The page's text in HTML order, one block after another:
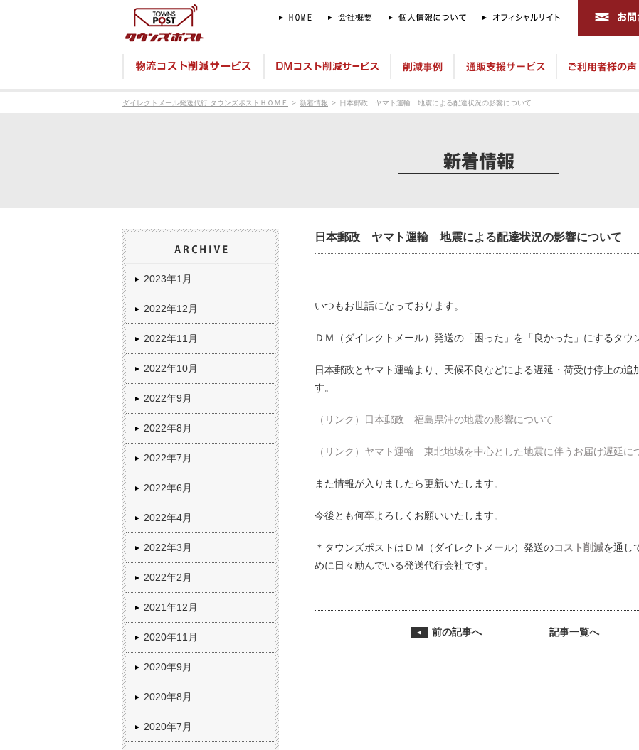
ダイレクトメール発送代行 タウンズポストＨＯＭＥ 新着情報 日本郵政 ヤマト運輸 地震による配達状況の影響について
日本郵政 ヤマト運輸 地震による配達状況の影響について
いつもお世話になっております。
ＤＭ（ダイレクトメール）発送の「困った」を「良かった」にするタウ
日本郵政とヤマト運輸より、天候不良などによる遅延・荷受け停止の追
す。
（リンク）日本郵政 福島県沖の地震の影響について
（リンク）ヤマト運輸 東北地域を中心とした地震に伴うお届け遅延に
また情報が入りましたら更新いたします。
今後とも何卒よろしくお願いいたします。
＊タウンズポストはＤＭ（ダイレクトメール）発送のコスト削減を通し
めに日々励んでいる発送代行会社です。
前の記事へ 記事一覧へ
2023年1月
2022年12月
2022年11月
2022年10月
2022年9月
2022年8月
2022年7月
2022年6月
2022年4月
2022年3月
2022年2月
2021年12月
2020年11月
2020年9月
2020年8月
2020年7月